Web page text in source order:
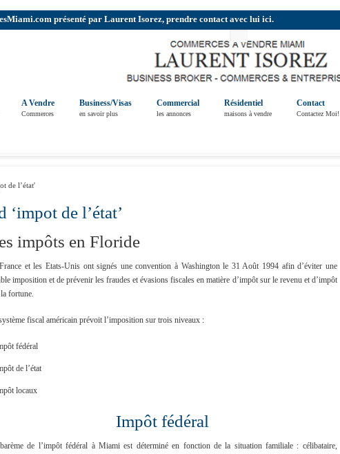
présenté par Laurent Isorez, prendre contact avec lui ici.
A Vendre
Commerces
Business/Visas
en savoir plus
Commercial
les annonces
Résidentiel
maisons à vendre
Contact
Contactez Moi!
de l’état'
‘impot de l’état’
impôts en Floride
et les Etats-Unis ont signés une convention à Washington le 31 Août 1994 afin d’éviter une
imposition et de prévenir les fraudes et évasions fiscales en matière d’impôt sur le revenu et d’impôt
fortune.
fiscal américain prévoit l’imposition sur trois niveaux :
fédéral
de l’état
locaux
Impôt fédéral
de l’impôt fédéral à Miami est déterminé en fonction de la situation familiale : célibataire,